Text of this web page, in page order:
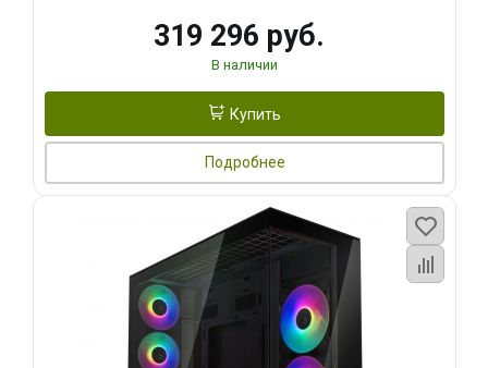
319 296 руб.
В наличии
Купить
Подробнее